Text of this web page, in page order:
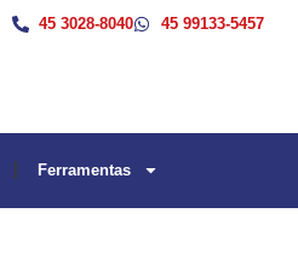
45 3028-8040 45 99133-5457
Ferramentas